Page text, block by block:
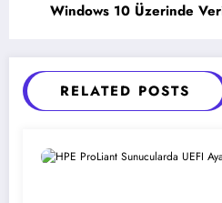
Windows 10 Üzerinde
RELATED POSTS